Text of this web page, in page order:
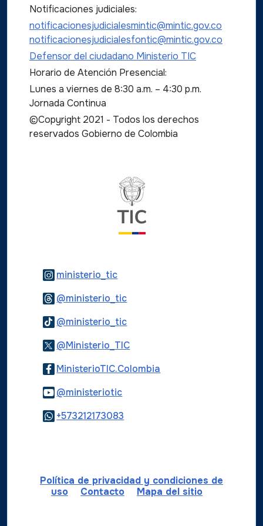
Notificaciones judiciales:
notificacionesjudicialesmintic@mintic.gov.co
notificacionesjudicialesfontic@mintic.gov.co
Defensor del ciudadano Ministerio TIC
Horario de Atención Presencial:
Lunes a viernes de 8:30 a.m. – 4:30 p.m.
Jornada Continua
©Copyright 2021 - Todos los derechos
reservados Gobierno de Colombia
ministerio_ticLogo Instagram
@ministerio_ticLogo Threads
@ministerio_ticLogo Tiktok
@Ministerio_TICLogo Twitter
MinisterioTIC.Colombia
@ministerioticLogo Youtube
+573212173083
Política de privacidad y condiciones de
uso
Contacto Mapa del sitio